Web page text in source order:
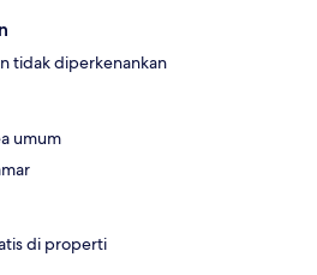
tidak diperkenankan
umum
di properti